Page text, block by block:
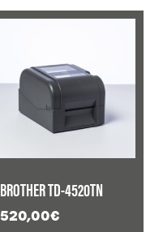
BROTHER TD-4520TN
520,00€